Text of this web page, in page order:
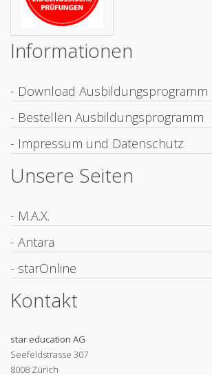
Informationen
- Download Ausbildungsprogramm
- Bestellen Ausbildungsprogramm
- Impressum und Datenschutz
Unsere Seiten
- M.A.X.
- Antara
- starOnline
Kontakt
star education AG
Seefeldstrasse 307
8008 Zürich